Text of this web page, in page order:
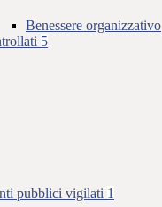
Benessere organizzativo
5
pubblici vigilati 1